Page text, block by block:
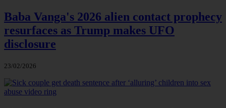
Baba Vanga's 2026 alien contact prophecy
resurfaces as Trump makes UFO
disclosure
23/02/2026